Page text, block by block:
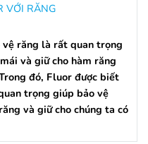
VỚI RĂNG
vệ răng là rất quan trọng
và giữ cho hàm răng
đó, Fluor được biết
trọng giúp bảo vệ
và giữ cho chúng ta có